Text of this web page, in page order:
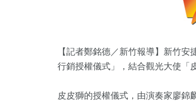
【記者鄭銘德／新竹報導】新竹
行銷授權儀式」，結合觀光大使「
皮皮獅的授權儀式，由演奏家廖錦